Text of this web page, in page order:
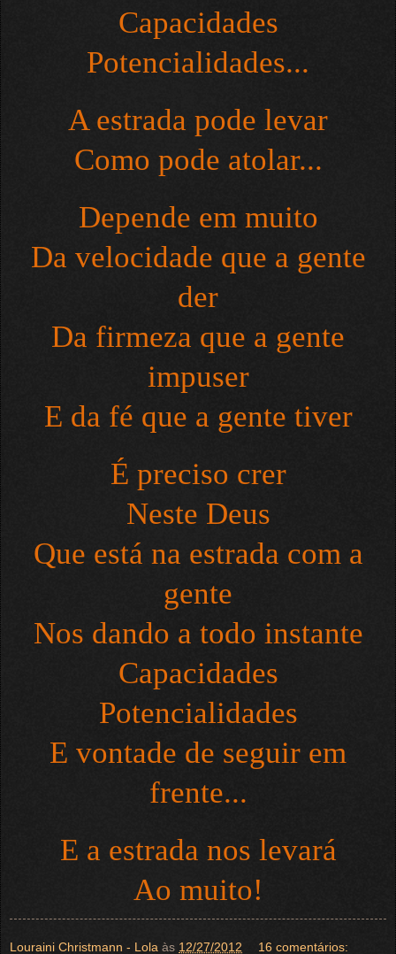
Capacidades
Potencialidades...
A estrada pode levar
Como pode atolar...
Depende em muito
Da velocidade que a gente
der
Da firmeza que a gente
impuser
E da fé que a gente tiver
É preciso crer
Neste Deus
Que está na estrada com a
gente
Nos dando a todo instante
Capacidades
Potencialidades
E vontade de seguir em
frente...
E a estrada nos levará
Ao muito!
Louraini Christmann - Lola às 12/27/2012 16 comentários: